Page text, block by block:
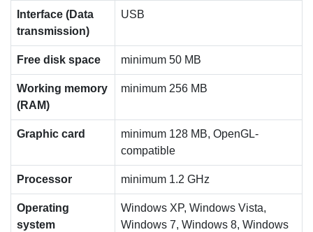
Interface (Data
transmission)
USB
Free disk space minimum 50 MB
Working memory
(RAM)
minimum 256 MB
Graphic card
minimum 128 MB, OpenGL-
compatible
Processor minimum 1.2 GHz
Operating
system
Windows XP, Windows Vista,
Windows 7, Windows 8, Windows